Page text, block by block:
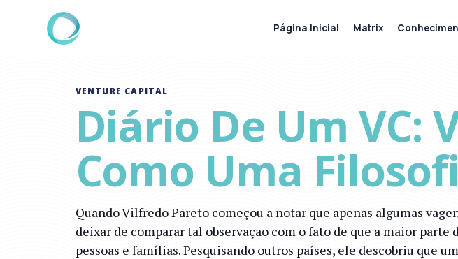
VENTURE CAPITAL
Diário De Um VC:
Como Uma
Quando Vilfredo Pareto começou a notar que apenas algumas
deixar de comparar tal observação com o fato de que a maior
pessoas e famílias. Pesquisando outros países, ele descobriu que
Página Inicial Matrix